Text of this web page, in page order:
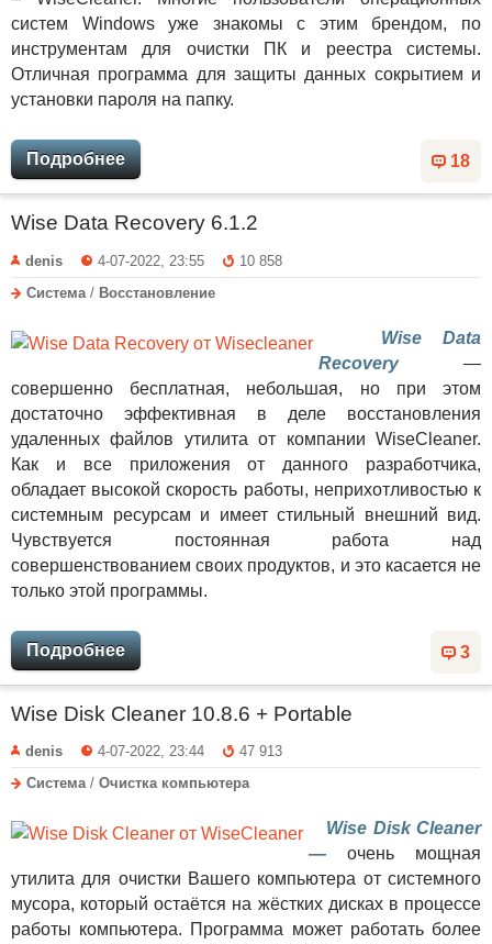
систем Windows уже знакомы с этим брендом, по
инструментам для очистки ПК и реестра системы.
Отличная программа для защиты данных сокрытием и
установки пароля на папку.
18
Подробнее
Wise Data Recovery 6.1.2
denis 4-07-2022, 23:55
10 858
Система / Восстановление
Wise Data
Recovery—
совершенно бесплатная, небольшая, но при этом
достаточно эффективная в деле восстановления
удаленных файлов утилита от компании WiseCleaner.
Как и все приложения от данного разработчика,
обладает высокой скорость работы, неприхотливостью к
системным ресурсам и имеет стильный внешний вид.
Чувствуется постоянная работа над
совершенствованием своих продуктов, и это касается не
только этой программы.
3
Подробнее
Wise Disk Cleaner 10.8.6 + Portable
denis 4-07-2022, 23:44
47 913
Система/ Очистка компьютера
Wise Disk Cleaner
— очень мощная
утилита для очистки Вашего компьютера от системного
мусора, который остаётся на жёстких дисках в процессе
работы компьютера. Программа может работать более